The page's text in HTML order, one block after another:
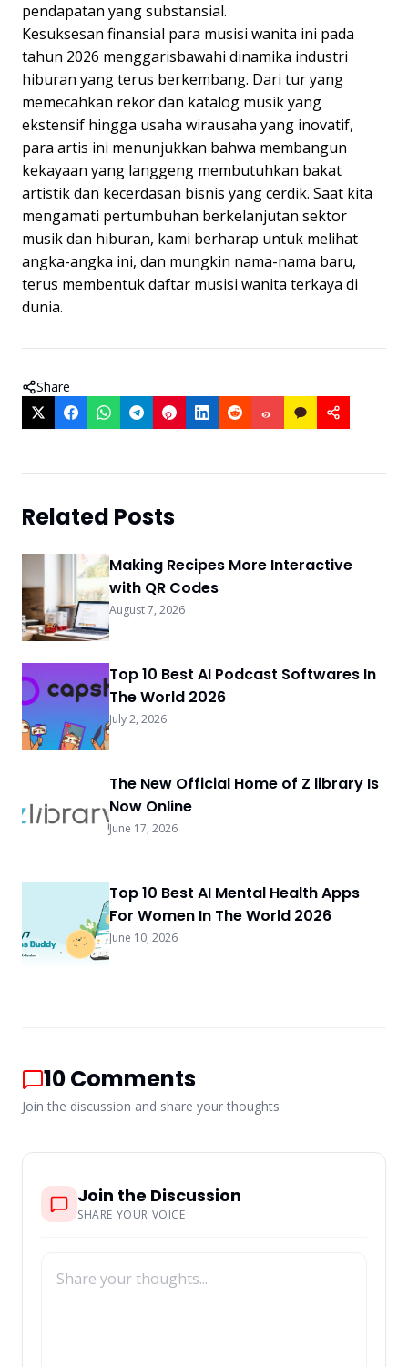
pendapatan yang substansial.
Kesuksesan finansial para musisi wanita ini pada
tahun 2026 menggarisbawahi dinamika industri
hiburan yang terus berkembang. Dari tur yang
memecahkan rekor dan katalog musik yang
ekstensif hingga usaha wirausaha yang inovatif,
para artis ini menunjukkan bahwa membangun
kekayaan yang langgeng membutuhkan bakat
artistik dan kecerdasan bisnis yang cerdik. Saat kita
mengamati pertumbuhan berkelanjutan sektor
musik dan hiburan, kami berharap untuk melihat
angka-angka ini, dan mungkin nama-nama baru,
terus membentuk daftar musisi wanita terkaya di
dunia.
Share
Related Posts
Making Recipes More Interactive
with QR Codes
August 7, 2026
Top 10 Best AI Podcast Softwares In
The World 2026
July 2, 2026
The New Official Home of Z library Is
Now Online
June 17, 2026
Top 10 Best AI Mental Health Apps
For Women In The World 2026
June 10, 2026
10Comments
Join the discussion and share your thoughts
Join the Discussion
SHARE YOUR VOICE